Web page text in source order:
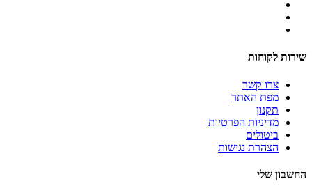
שירות לקוחות
צרו קשר
מפת האתר
תקנון
מדיניות הפרטיות
ביטולים
הצהרת נגישות
החשבון שלי